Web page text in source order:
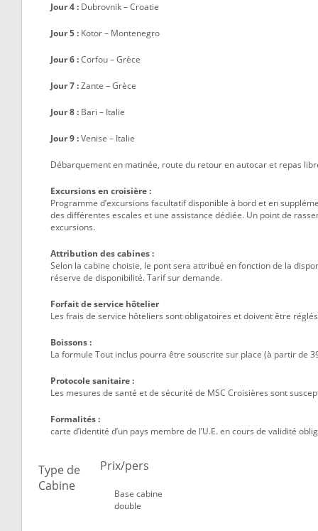
Jour 4 : Dubrovnik – Croatie
Jour 5 : Kotor – Montenegro
Jour 6 :Corfou – Grèce
Jour 7 :Zante – Grèce
Jour 8 : Bari – Italie
Jour 9 :Venise – Italie
Débarquement en matinée, route du retour en autocar et repas
Excursions en croisière :
Programme d’excursions facultatif disponible à bord et en
des différentes escales et une assistance dédiée. Un point de
excursions.
Attribution des cabines :
Selon la cabine choisie, le pont sera attribué en fonction de la
réserve de disponibilité. Tarif sur demande.
Forfait de service hôtelier
Les frais de service hôteliers sont obligatoires et doivent être
Boissons :
La formule Tout inclus pourra être souscrite sur place (à partir de
Protocole sanitaire :
Les mesures de santé et de sécurité de MSC Croisières sont
Formalités :
carte d’identité d’un pays membre de l’U.E. en cours de validité
Type de
Cabine
Prix/pers
Base cabine
double